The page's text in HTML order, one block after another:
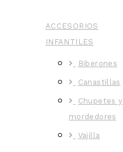
ACCESORIOS
INFANTILES
Biberones
Canastillas
Chupetes y
mordedores
Vajilla